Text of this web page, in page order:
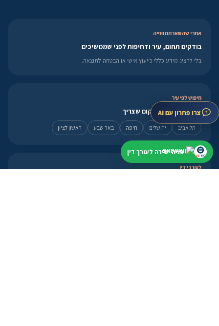
אחרי שהשארתם פנייה
בודקים תחום, עיר ודחיפות לפני שממשיכים
בלי להציג מידע כללי כייעוץ אישי או הבטחה לתוצאה.
חיפוש לפי עיר
מתחילים קרוב למקום שצריך
תל אביב ירושלים חיפה באר שבע ראשון לציון
לעורכי דין
צרו פתרון עם AI
פניה ישירה לעורך דין